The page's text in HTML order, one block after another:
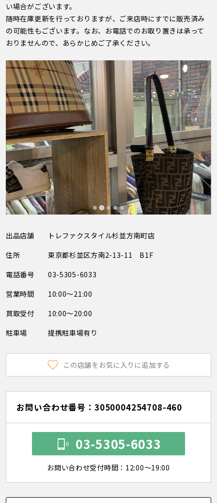
い場合がございます。
随時在庫更新を行っておりますが、ご来店時にすでに販売済み
の可能性もございます。なお、お電話でのお取り置きは承って
おりませんので、あらかじめご了承ください。
出品店舗
トレファクスタイル杉並方南町店
住所
東京都杉並区方南2-13-11 B1F
電話番号
03-5305-6033
営業時間
10:00～21:00
買取受付
10:00～20:00
駐車場
提携駐車場有り
この店舗をお気に入りに追加する
お問い合わせ番号：3050004254708-460
03-5305-6033
お問い合わせ受付時間：12:00～19:00